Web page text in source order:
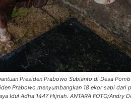
Presiden Prabowo Subianto di Desa
Prabowo menyumbangkan 18 ekor sapi dari
Idul Adha 1447 Hijriah. ANTARA FOTO/Andry